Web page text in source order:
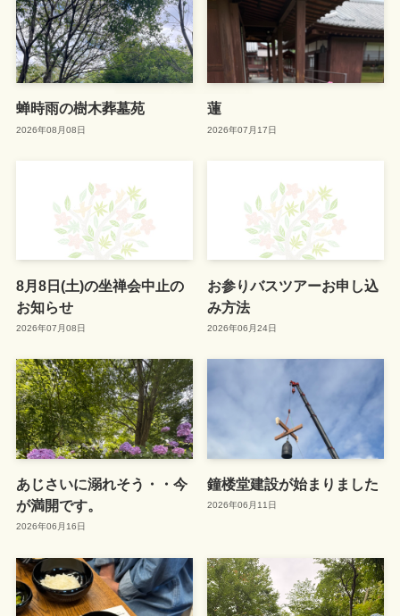
蝉時雨の樹木葬墓苑
2026年08月08日
蓮
2026年07月17日
8月8日(土)の坐禅会中止の
お知らせ
2026年07月08日
お参りバスツアーお申し込
み方法
2026年06月24日
あじさいに溺れそう・・今
が満開です。
2026年06月16日
鐘楼堂建設が始まりました
2026年06月11日